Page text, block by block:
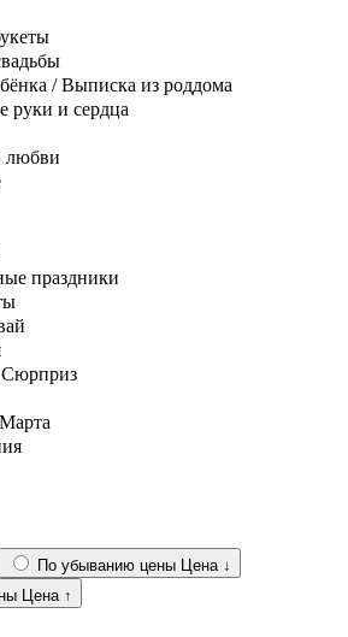
/ Выписка из роддома
руки и сердца
любви
праздники
Сюрприз
По убыванию цены
Цена ↓
Цена ↑